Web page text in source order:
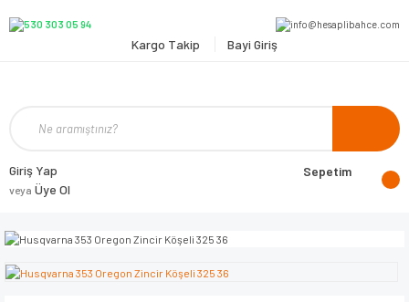
Kargo Takip Bayi Giriş
Giriş Yap
veya Üye Ol
Sepetim